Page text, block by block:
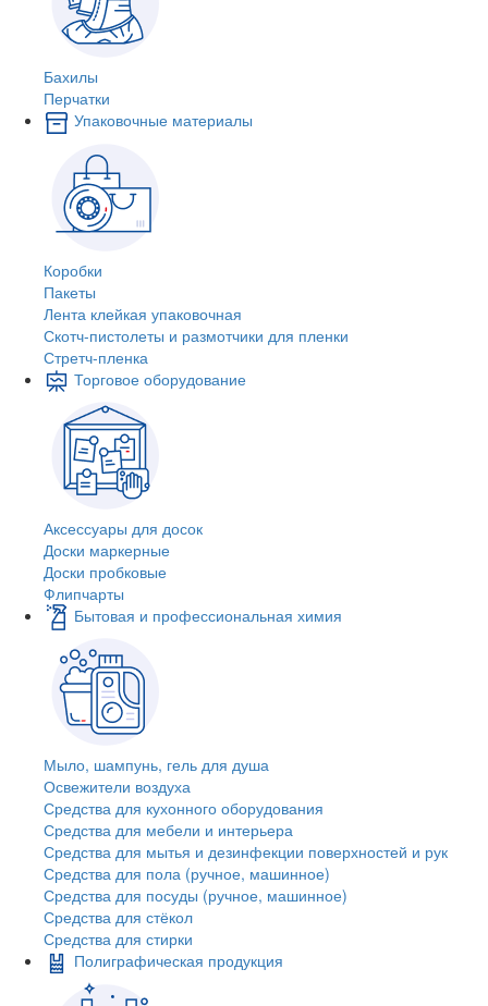
Бахилы
Перчатки
Упаковочные материалы
Коробки
Пакеты
Лента клейкая упаковочная
Скотч-пистолеты и размотчики для пленки
Стретч-пленка
Торговое оборудование
Аксессуары для досок
Доски маркерные
Доски пробковые
Флипчарты
Бытовая и профессиональная химия
Мыло, шампунь, гель для душа
Освежители воздуха
Средства для кухонного оборудования
Средства для мебели и интерьера
Средства для мытья и дезинфекции поверхностей и рук
Средства для пола (ручное, машинное)
Средства для посуды (ручное, машинное)
Средства для стёкол
Средства для стирки
Полиграфическая продукция